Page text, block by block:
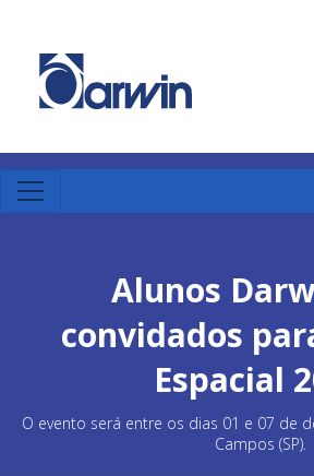
Alunos
convidados
Espacial
O evento será entre os dias 01 e 07 de
Campos (SP).